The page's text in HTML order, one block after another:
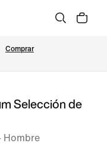
Comprar
Selección de
Hombre